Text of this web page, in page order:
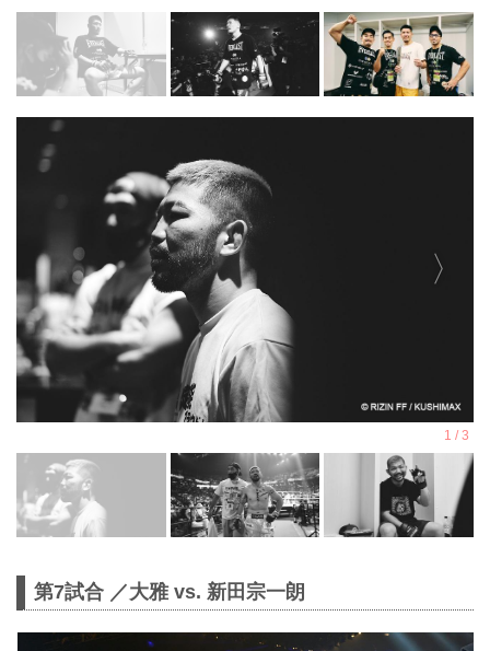
第7試合 ／大雅 vs. 新田宗一朗